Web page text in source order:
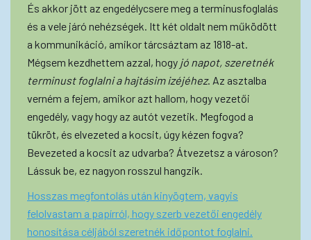
És akkor jött az engedélycsere meg a terminusfoglalás
és a vele járó nehézségek. Itt két oldalt nem működött
a kommunikáció, amikor tárcsáztam az 1818-at.
Mégsem kezdhettem azzal, hogy jó napot, szeretnék
terminust foglalni a hajtásim izéjéhez. Az asztalba
verném a fejem, amikor azt hallom, hogy vezetői
engedély, vagy hogy az autót vezetik. Megfogod a
tükröt, és elvezeted a kocsit, úgy kézen fogva?
Bevezeted a kocsit az udvarba? Átvezetsz a városon?
Lássuk be, ez nagyon rosszul hangzik.
Hosszas megfontolás után kinyögtem, vagyis
felolvastam a papírról, hogy szerb vezetői engedély
honosítása céljából szeretnék időpontot foglalni.